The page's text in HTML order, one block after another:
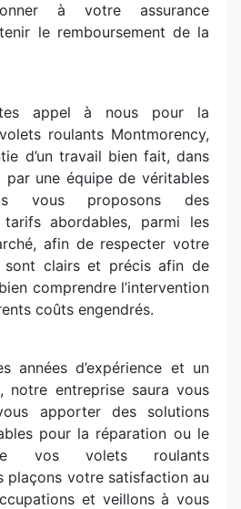
à votre assurance
le remboursement de la
appel à nous pour la
roulants Montmorency,
d’un travail bien fait, dans
par une équipe de véritables
vous proposons des
abordables, parmi les
afin de respecter votre
sont clairs et précis afin de
comprendre l’intervention
coûts engendrés.
années d’expérience et un
notre entreprise saura vous
apporter des solutions
pour la réparation ou le
vos volets roulants
plaçons votre satisfaction au
et veillons à vous